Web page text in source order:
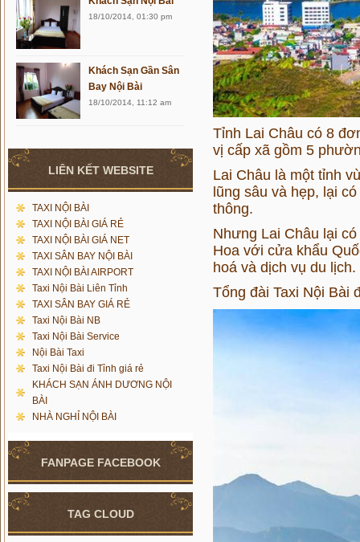
18/10/2014, 01:30 pm
Khách Sạn Gần Sân
Bay Nội Bài
18/10/2014, 11:12 am
LIÊN KẾT WEBSITE
TAXI NỘI BÀI
TAXI NỘI BÀI GIÁ RẺ
TAXI NỘI BÀI GIÁ NET
TAXI SÂN BAY NỘI BÀI
TAXI NỘI BÀI AIRPORT
Taxi Nội Bài Liên Tỉnh
TAXI SÂN BAY GIÁ RẺ
Taxi Nội Bài NB
Taxi Nội Bài Service
Nội Bài Taxi
Taxi Nội Bài đi Tỉnh giá rẻ
KHÁCH SẠN ÁNH DƯƠNG NỘI
BÀI
NHÀ NGHỈ NỘI BÀI
FANPAGE FACEBOOK
TAG CLOUD
Tỉnh Lai Châu có 8
vị cấp xã gồm 5
Lai Châu là một tỉnh
lũng sâu và hẹp, lại
thông.
Nhưng Lai Châu lại
Hoa với cửa khẩu
hoá và dịch vụ du lịch.
Tổng đài Taxi Nội Bài